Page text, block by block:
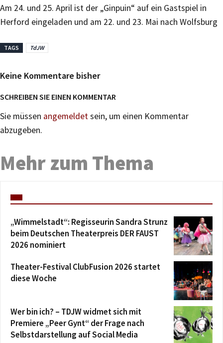
Am 24. und 25. April ist der „Ginpuin“ auf ein Gastspiel in
Herford eingeladen und am 22. und 23. Mai nach Wolfsburg
TAGS TdJW
Keine Kommentare bisher
SCHREIBEN SIE EINEN KOMMENTAR
Sie müssen angemeldetsein, um einen Kommentar
abzugeben.
Mehr zum Thema
„Wimmelstadt“: Regisseurin Sandra Strunz
beim Deutschen Theaterpreis DER FAUST
2026 nominiert
Theater-Festival ClubFusion 2026 startet
diese Woche
Wer bin ich? – TDJW widmet sich mit
Premiere „Peer Gynt“ der Frage nach
Selbstdarstellung auf Social Media